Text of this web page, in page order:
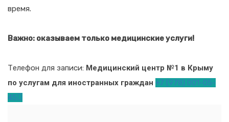
время.
Важно: оказываем только медицинские услуги!
Телефон для записи: Медицинский центр №1 в Крыму
по услугам для иностранных граждан +7 (978) 001-05-
45